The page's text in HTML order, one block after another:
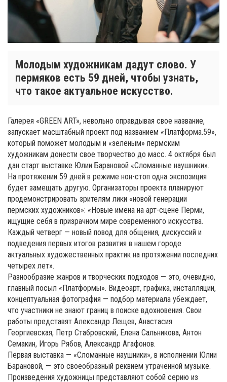
Молодым художникам дадут слово. У
пермяков есть 59 дней, чтобы узнать,
что такое актуальное искусство.
Галерея «GREEN ART», невольно оправдывая свое название,
запускает масштабный проект под названием «Платформа.59»,
который поможет молодым и «зеленым» пермским
художникам донести свое творчество до масс. 4 октября был
дан старт выставке Юлии Барановой «Сломанные наушники».
На протяжении 59 дней в режиме нон-стоп одна экспозиция
будет замещать другую. Организаторы проекта планируют
продемонстрировать зрителям лики «новой генерации
пермских художников»: «Новые имена на арт-сцене Перми,
ищущие себя в призрачном мире современного искусства.
Каждый четверг — новый повод для общения, дискуссий и
подведения первых итогов развития в нашем городе
актуальных художественных практик на протяжении последних
четырех лет».
Разнообразие жанров и творческих подходов — это, очевидно,
главный посыл «Платформы». Видеоарт, графика, инсталляции,
концептуальная фотография — подбор материала убеждает,
что участники не знают границ в поиске вдохновения. Свои
работы представят Александр Лещев, Анастасия
Георгиевская, Петр Стабровский, Елена Сальникова, Антон
Семакин, Игорь Рябов, Александр Агафонов.
Первая выставка — «Сломанные наушники», в исполнении Юлии
Барановой, — это своеобразный реквием утраченной музыке.
Произведения художницы представляют собой серию из